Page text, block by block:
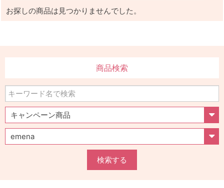
お探しの商品は見つかりませんでした。
商品検索
検索する